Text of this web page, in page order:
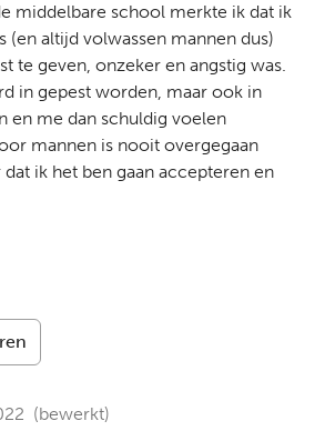
middelbare school merkte ik dat ik
(en altijd volwassen mannen dus)
te geven, onzeker en angstig was.
in gepest worden, maar ook in
en me dan schuldig voelen
mannen is nooit overgegaan
ik het ben gaan accepteren en
(bewerkt)